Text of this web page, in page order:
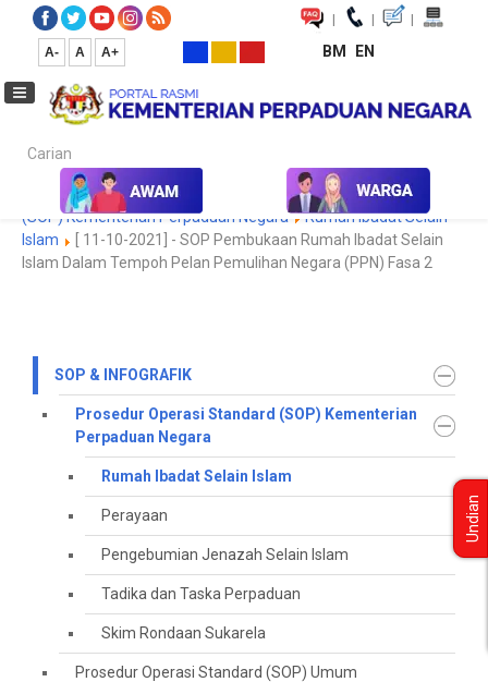
| | |
A- A A+ BM EN
Carian...
Laman Utama SOP & Infografik
Prosedur Operasi Standard
(SOP) Kementerian Perpaduan Negara
Rumah Ibadat Selain
Islam
[ 11-10-2021] - SOP Pembukaan Rumah Ibadat Selain
Islam Dalam Tempoh Pelan Pemulihan Negara (PPN) Fasa 2
SOP & INFOGRAFIK
Prosedur Operasi Standard (SOP) Kementerian
Perpaduan Negara
Rumah Ibadat Selain Islam
Perayaan
Pengebumian Jenazah Selain Islam
Tadika dan Taska Perpaduan
Skim Rondaan Sukarela
Prosedur Operasi Standard (SOP) Umum
Undian